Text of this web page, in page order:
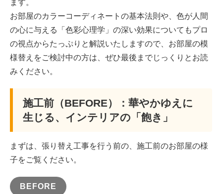
ます。
お部屋のカラーコーディネートの基本法則や、色が人間
の心に与える「色彩心理学」の深い効果についてもプロ
の視点からたっぷりと解説いたしますので、お部屋の模
様替えをご検討中の方は、ぜひ最後までじっくりとお読
みください。
施工前（BEFORE）：華やかゆえに
生じる、インテリアの「飽き」
まずは、張り替え工事を行う前の、施工前のお部屋の様
子をご覧ください。
BEFORE